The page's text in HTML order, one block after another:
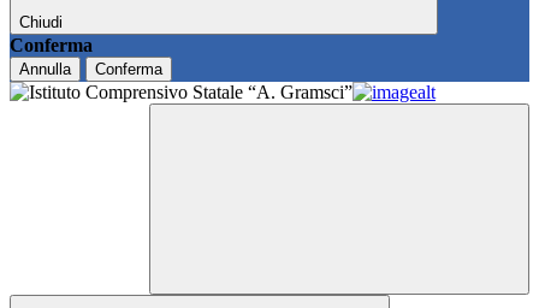
Chiudi
Conferma
Annulla Conferma